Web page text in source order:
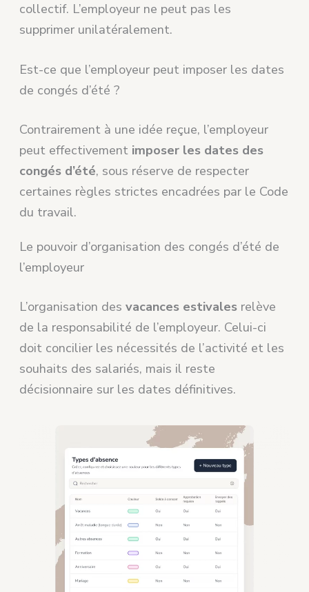
collectif. L’employeur ne peut pas les
supprimer unilatéralement.
Est-ce que l’employeur peut imposer les dates
de congés d’été ?
Contrairement à une idée reçue, l’employeur
peut effectivement imposer les dates des
congés d’été, sous réserve de respecter
certaines règles strictes encadrées par le Code
du travail.
Le pouvoir d’organisation des congés d’été de
l’employeur
L’organisation desvacances estivales relève
de la responsabilité de l’employeur. Celui-ci
doit concilier les nécessités de l’activité et les
souhaits des salariés, mais il reste
décisionnaire sur les dates définitives.